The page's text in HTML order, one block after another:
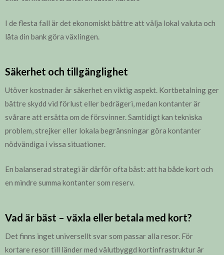
I de flesta fall är det ekonomiskt bättre att välja lokal valuta och
låta din bank göra växlingen.
Säkerhet och tillgänglighet
Utöver kostnader är säkerhet en viktig aspekt. Kortbetalning ger
bättre skydd vid förlust eller bedrägeri, medan kontanter är
svårare att ersätta om de försvinner. Samtidigt kan tekniska
problem, strejker eller lokala begränsningar göra kontanter
nödvändiga i vissa situationer.
En balanserad strategi är därför ofta bäst: att ha både kort och
en mindre summa kontanter som reserv.
Vad är bäst – växla eller betala med kort?
Det finns inget universellt svar som passar alla resor. För
kortare resor till länder med välutbyggd kortinfrastruktur är